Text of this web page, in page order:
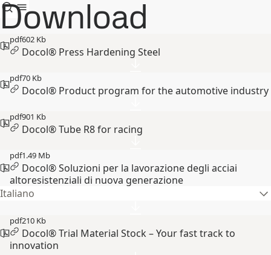
Download
pdf602 Kb
Docol® Press Hardening Steel
pdf70 Kb
Docol® Product program for the automotive industry
pdf901 Kb
Docol® Tube R8 for racing
pdf1.49 Mb
Docol® Soluzioni per la lavorazione degli acciai
altoresistenziali di nuova generazione
Italiano
pdf210 Kb
Docol® Trial Material Stock – Your fast track to
innovation